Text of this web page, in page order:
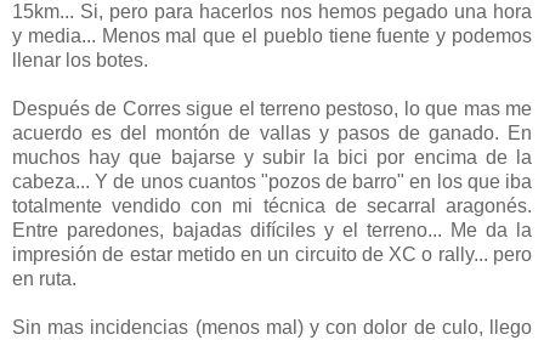
15km... Si, pero para hacerlos nos hemos pegado una hora
y media... Menos mal que el pueblo tiene fuente y podemos
llenar los botes.
Después de Corres sigue el terreno pestoso, lo que mas me
acuerdo es del montón de vallas y pasos de ganado. En
muchos hay que bajarse y subir la bici por encima de la
cabeza... Y de unos cuantos "pozos de barro" en los que iba
totalmente vendido con mi técnica de secarral aragonés.
Entre paredones, bajadas difíciles y el terreno... Me da la
impresión de estar metido en un circuito de XC o rally... pero
en ruta.
Sin mas incidencias (menos mal) y con dolor de culo, llego